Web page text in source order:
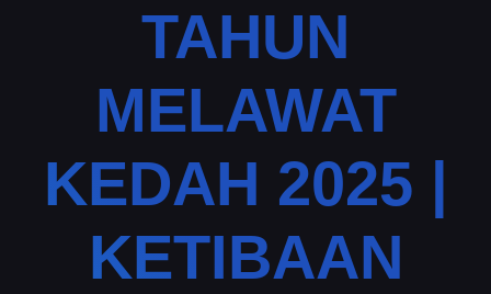
TAHUN
MELAWAT
KEDAH 2025 |
KETIBAAN